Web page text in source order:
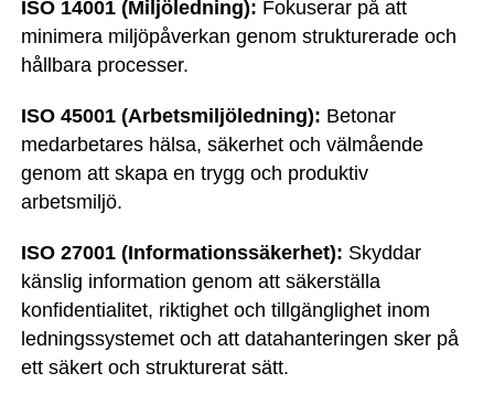
ISO 14001 (Miljöledning): Fokuserar på att
minimera miljöpåverkan genom strukturerade och
hållbara processer.
ISO 45001 (Arbetsmiljöledning): Betonar
medarbetares hälsa, säkerhet och välmående
genom att skapa en trygg och produktiv
arbetsmiljö.
ISO 27001 (Informationssäkerhet): Skyddar
känslig information genom att säkerställa
konfidentialitet, riktighet och tillgänglighet inom
ledningssystemet och att datahanteringen sker på
ett säkert och strukturerat sätt.